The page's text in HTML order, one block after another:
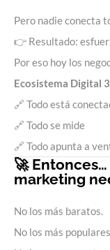
Pero nadie conecta
👉 Resultado:
Por eso hoy los
Ecosistema Digital
🔗 Todo está
🔗 Todo se mide
🔗 Todo apunta a
🚀
marketing
No los más baratos.
No los más